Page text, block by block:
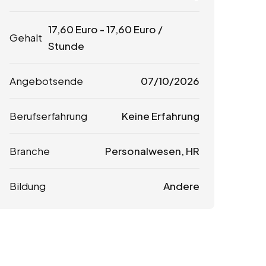
Gehalt
17,60 Euro -17,60 Euro /
Stunde
Angebotsende 07/10/2026
Berufserfahrung Keine Erfahrung
Branche Personalwesen, HR
Bildung Andere